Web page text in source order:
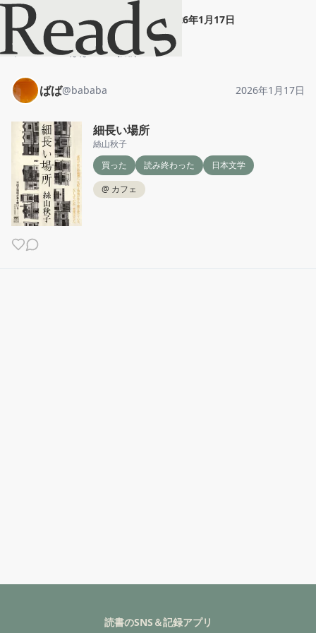
ばば 細長い場所" 2026年1月17日
ホーム ばば 投稿
ばば@bababa 2026年1月17日
細長い場所
絲山秋子
買った
読み終わった
日本文学
@ カフェ
読書のSNS＆記録アプリ